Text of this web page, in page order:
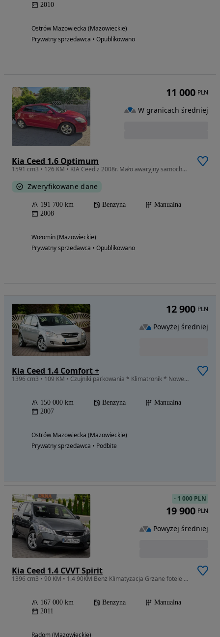
2010
Ostrów Mazowiecka (Mazowieckie)
Prywatny sprzedawca • Opublikowano
Kia Ceed 1.6 Optimum
1591 cm3 • 126 KM • KIA Ceed z 2008r. Mało awaryjny samochód do codziennego użytkowania.
Zweryfikowane dane
191 700 km Benzyna
Manualna
2008
Wołomin (Mazowieckie)
Prywatny sprzedawca • Opublikowano
11 000 PLN
W granicach średniej
Kia Ceed 1.4 Comfort +
1396 cm3 • 109 KM • Czujniki parkowania * Klimatronik * Nowe opony
150 000 km Benzyna
Manualna
2007
Ostrów Mazowiecka (Mazowieckie)
Prywatny sprzedawca • Podbite
12 900 PLN
Powyżej średniej
Kia Ceed 1.4 CVVT Spirit
1396 cm3 • 90 KM • 1.4 90KM Benz Klimatyzacja Grzane fotele Tempomat Serwis do końca
167 000 km Benzyna
Manualna
2011
Radom (Mazowieckie)
- 1 000 PLN
19 900 PLN
Powyżej średniej